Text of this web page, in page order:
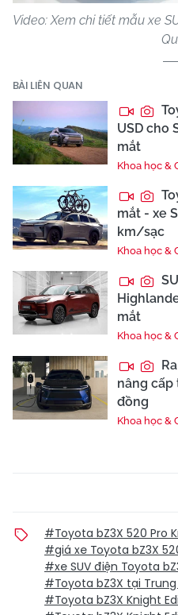
Video: Xem chi tiết mẫu xe
BÀI LIÊN QUAN
USD cho
mắt
Khoa học &
mắt - xe
km/sạc
Khoa học &
mắt
Khoa học &
nâng cấp
đồng
Khoa học &
#Toyota bZ3X 520 Pro
#giá xe Toyota bZ3X
#xe SUV điện Toyota
#Toyota bZ3X tại
#Toyota bZ3X Knight